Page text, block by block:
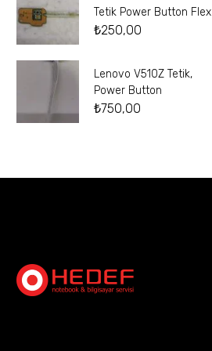
Tetik Power Button Flex
₺250,00
Lenovo V510Z Tetik,
Power Button
₺750,00